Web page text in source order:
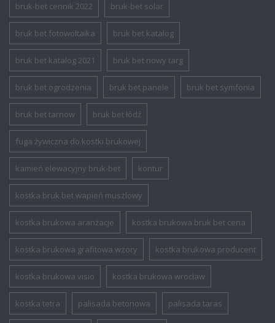
bruk-bet cennik 2022 bruk-bet solar
bruk bet fotowoltaika bruk bet katalog
bruk bet katalog 2021 bruk bet nowy targ
bruk bet ogrodzenia bruk bet panele bruk bet symfonia
bruk bet tarnow bruk bet łódź
fuga żywiczna do kostki brukowej
kamień elewacyjny bruk-bet kontur
kostka bruk bet wapień muszlowy
kostka brukowa aranżacje kostka brukowa bruk bet cena
kostka brukowa grafitowa wzory kostka brukowa producent
kostka brukowa visio kostka brukowa wrocław
kostka tetra palisada betonowa palisada taras